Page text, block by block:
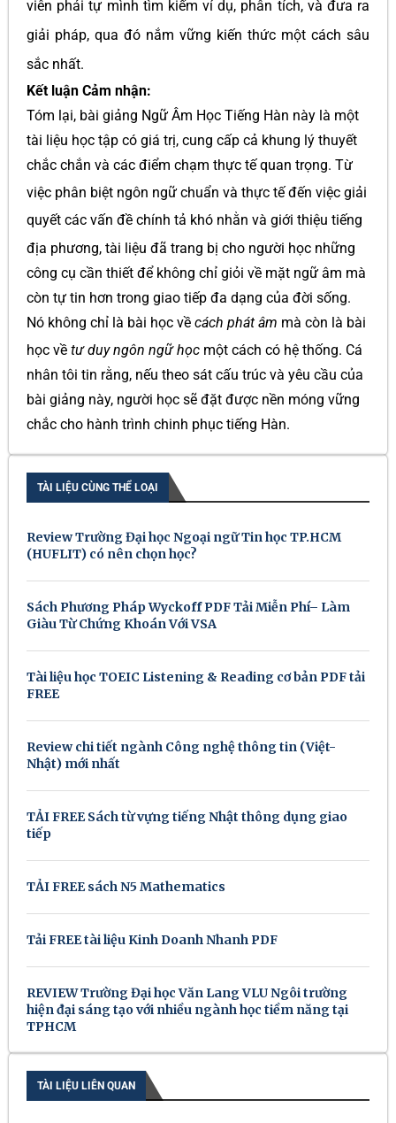
viên phải tự mình tìm kiếm ví dụ, phân tích, và đưa ra
giải pháp, qua đó nắm vững kiến thức một cách sâu
sắc nhất.
Kết luận Cảm nhận:
Tóm lại, bài giảng Ngữ Âm Học Tiếng Hàn này là một
tài liệu học tập có giá trị, cung cấp cả khung lý thuyết
chắc chắn và các điểm chạm thực tế quan trọng. Từ
việc phân biệt ngôn ngữ chuẩn và thực tếđến việc giải
quyết các vấn đề chính tả khó nhằn và giới thiệu tiếng
địa phương, tài liệu đã trang bị cho người học những
công cụ cần thiết để không chỉ giỏi về mặt ngữ âm mà
còn tự tin hơn trong giao tiếp đa dạng của đời sống.
Nó không chỉ là bài học về cách phát âm mà còn là bài
học về tư duy ngôn ngữ học một cách có hệ thống. Cá
nhân tôi tin rằng, nếu theo sát cấu trúc và yêu cầu của
bài giảng này, người học sẽ đặt được nền móng vững
chắc cho hành trình chinh phục tiếng Hàn.
TÀI LIỆU CÙNG THỂ LOẠI
Review Trường Đại học Ngoại ngữ Tin học TP.HCM
(HUFLIT) có nên chọn học?
Sách Phương Pháp Wyckoff PDF Tải Miễn Phí– Làm
Giàu Từ Chứng Khoán Với VSA
Tài liệu học TOEIC Listening & Reading cơ bản PDF tải
FREE
Review chi tiết ngành Công nghệ thông tin (Việt-
Nhật) mới nhất
TẢI FREE Sách từ vựng tiếng Nhật thông dụng giao
tiếp
TẢI FREE sách N5 Mathematics
Tải FREE tài liệu Kinh Doanh Nhanh PDF
REVIEW Trường Đại học Văn Lang VLU Ngôi trường
hiện đại sáng tạo với nhiều ngành học tiềm năng tại
TPHCM
TÀI LIỆU LIÊN QUAN